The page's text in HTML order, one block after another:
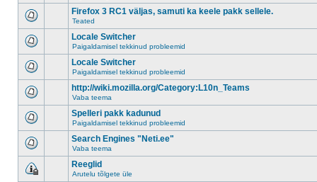
Firefox 3 RC1 väljas, samuti ka keele pakk sellele.
Teated
Locale Switcher
Paigaldamisel tekkinud probleemid
Locale Switcher
Paigaldamisel tekkinud probleemid
http://wiki.mozilla.org/Category:L10n_Teams
Vaba teema
Spelleri pakk kadunud
Paigaldamisel tekkinud probleemid
Search Engines "Neti.ee"
Vaba teema
Reeglid
Arutelu tõlgete üle